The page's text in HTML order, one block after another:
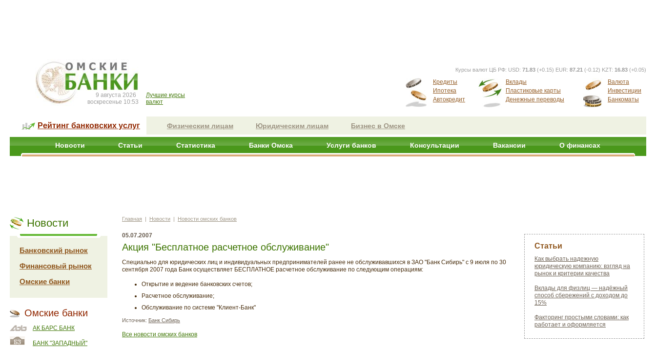
9 августа 2026
воскресенье 10:53
Лучшие курсы
валют
Курсы валют ЦБ РФ: USD: 71.83 (+0.15) EUR: 87.21 (-0.12) KZT: 16.83 (+0.05)
Кредиты
Ипотека
Автокредит
Вклады
Пластиковые карты
Денежные переводы
Валюта
Инвестиции
Банкоматы
Рейтинг банковских услуг Физическим лицам Юридическим лицам Бизнес в Омске
Новости Статьи Статистика Банки Омска Услуги банков Консультации Вакансии О финансах
Новости
Банковский рынок
Финансовый рынок
Омские банки
Омские банки
АК БАРС БАНК
БАНК "ЗАПАДНЫЙ"
Главная | Новости | Новости омских банков
05.07.2007
Акция "Бесплатное расчетное обслуживание"
Специально для юридических лиц и индивидуальных предпринимателей ранее не обслуживавшихся в ЗАО "Банк Сибирь" с 9 июля по 30
сентября 2007 года Банк осуществляет БЕСПЛАТНОЕ расчетное обслуживание по следующим операциям:
Открытие и ведение банковских счетов;
Расчетное обслуживание;
Обслуживание по системе "Клиент-Банк"
Источник: Банк Сибирь
Все новости омских банков
Статьи
Как выбрать надежную
юридическую компанию: взгляд на
рынок и критерии качества
Вклады для физлиц — надёжный
способ сбережений с доходом до
15%
Факторинг простыми словами: как
работает и оформляется